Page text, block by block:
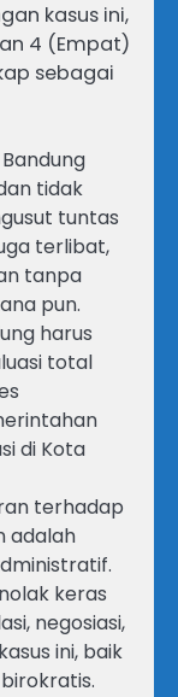
kasus ini,
4 (Empat)
sebagai
tidak
tuntas
terlibat,
tanpa
pun.
harus
total
di Kota
terhadap
adalah
keras
negosiasi,
ini, baik